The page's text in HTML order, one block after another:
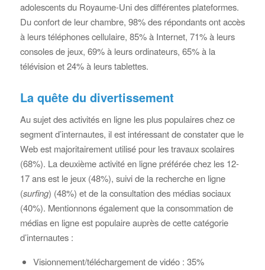
adolescents du Royaume-Uni des différentes plateformes.
Du confort de leur chambre, 98% des répondants ont accès
à leurs téléphones cellulaire, 85% à Internet, 71% à leurs
consoles de jeux, 69% à leurs ordinateurs, 65% à la
télévision et 24% à leurs tablettes.
La quête du divertissement
Au sujet des activités en ligne les plus populaires chez ce
segment d’internautes, il est intéressant de constater que le
Web est majoritairement utilisé pour les travaux scolaires
(68%). La deuxième activité en ligne préférée chez les 12-
17 ans est le jeux (48%), suivi de la recherche en ligne
(surfing) (48%) et de la consultation des médias sociaux
(40%). Mentionnons également que la consommation de
médias en ligne est populaire auprès de cette catégorie
d’internautes :
Visionnement/téléchargement de vidéo : 35%